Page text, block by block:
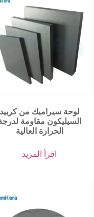
لوحة سيراميك من كربيد
السيليكون مقاومة
الحرارة العالية
اقرأ المزيد